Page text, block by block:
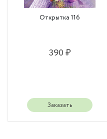
Открытка 116
390 ₽
Заказать